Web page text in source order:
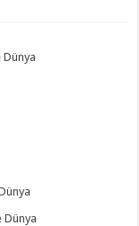
Dünya
Dünya